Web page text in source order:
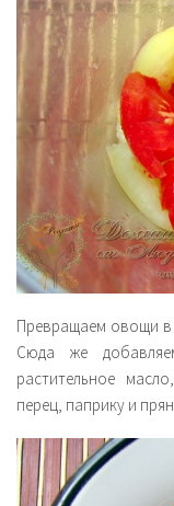
Превращаем овощи
Сюда же
растительное
перец, паприку и